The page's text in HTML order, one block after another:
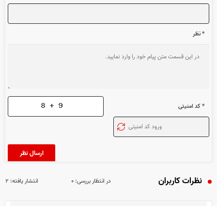
* نظر
* کد امنیتی
نظرات کاربران انتشار یافته: ۲ در انتظار بررسی: ۰